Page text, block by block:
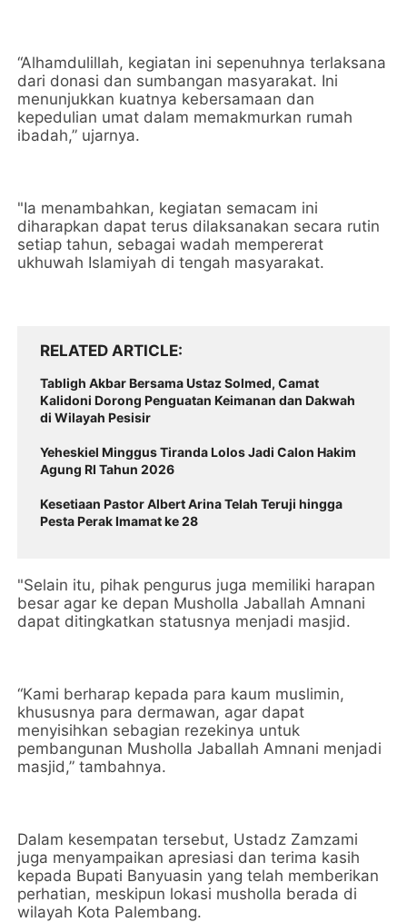
“Alhamdulillah, kegiatan ini sepenuhnya terlaksana
dari donasi dan sumbangan masyarakat. Ini
menunjukkan kuatnya kebersamaan dan
kepedulian umat dalam memakmurkan rumah
ibadah,” ujarnya.
"Ia menambahkan, kegiatan semacam ini
diharapkan dapat terus dilaksanakan secara rutin
setiap tahun, sebagai wadah mempererat
ukhuwah Islamiyah di tengah masyarakat.
RELATED ARTICLE
Tabligh Akbar Bersama Ustaz Solmed, Camat
Kalidoni Dorong Penguatan Keimanan dan Dakwah
di Wilayah Pesisir
Yeheskiel Minggus Tiranda Lolos Jadi Calon Hakim
Agung RI Tahun 2026
Kesetiaan Pastor Albert Arina Telah Teruji hingga
Pesta Perak Imamat ke 28
"Selain itu, pihak pengurus juga memiliki harapan
besar agar ke depan Musholla Jaballah Amnani
dapat ditingkatkan statusnya menjadi masjid.
“Kami berharap kepada para kaum muslimin,
khususnya para dermawan, agar dapat
menyisihkan sebagian rezekinya untuk
pembangunan Musholla Jaballah Amnani menjadi
masjid,” tambahnya.
Dalam kesempatan tersebut, Ustadz Zamzami
juga menyampaikan apresiasi dan terima kasih
kepada Bupati Banyuasin yang telah memberikan
perhatian, meskipun lokasi musholla berada di
wilayah Kota Palembang.